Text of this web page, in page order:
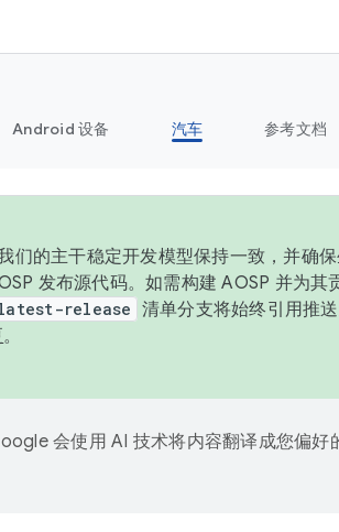
Android 设备 汽车 参考文档
们的主干稳定开发模型保持一致，并确
发布源代码。如需构建 AOSP 并为其
release 清单分支将始终引用推
。
会使用 AI 技术将内容翻译成您偏好